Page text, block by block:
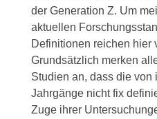
der Generation Z. Um
aktuellen
Definitionen reichen hier
Grundsätzlich merken
Studien an, dass die von
Jahrgänge nicht fix
Zuge ihrer